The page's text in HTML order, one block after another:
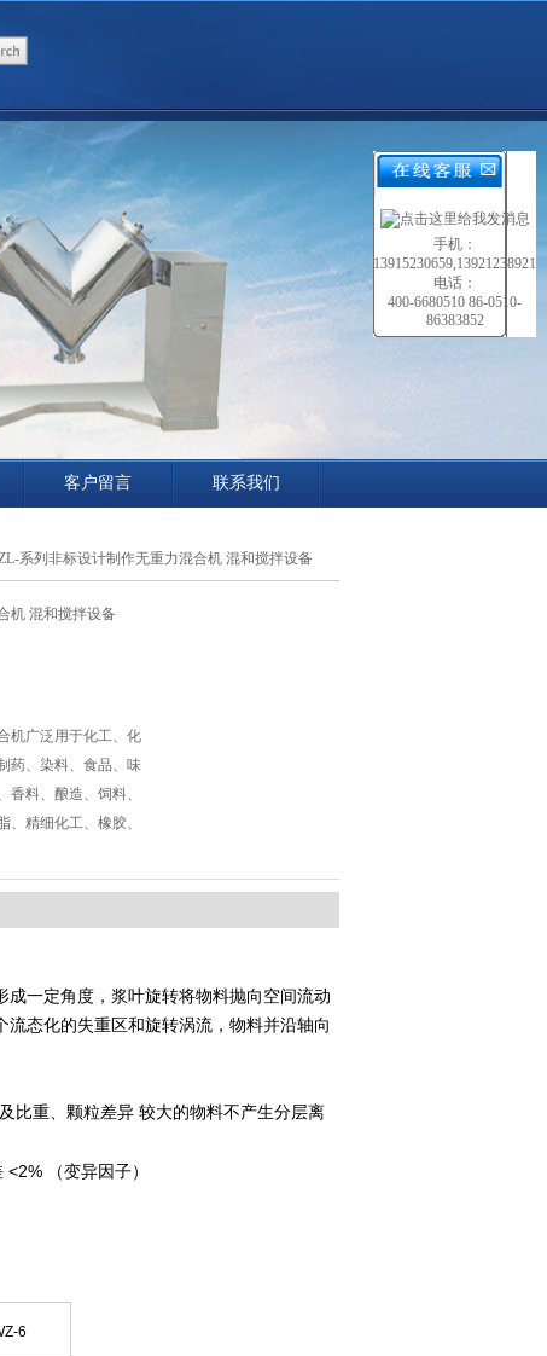
客户留言 联系我们
系列非标设计制作无重力混合机 混和搅拌设备
机 混和搅拌设备
机广泛用于化工、化
药、染料、食品、味
香料、酿造、饲料、
、精细化工、橡胶、
一定角度，浆叶旋转将物料抛向空间流动
态化的失重区和旋转涡流，物料并沿轴向
比重、颗粒差异 较大的物料不产生分层离
（变异因子）
6
手机：
13915230659,13921238921
电话：
400-6680510 86-0510-
86383852